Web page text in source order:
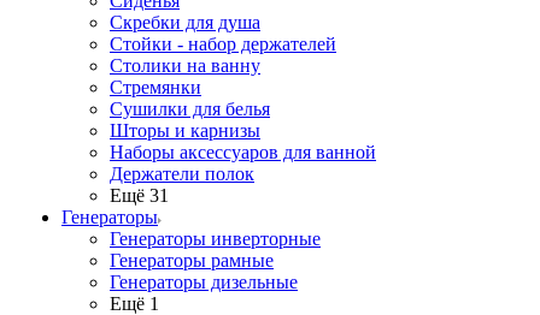
Скребки для душа
Стойки - набор держателей
Столики на ванну
Стремянки
Сушилки для белья
Шторы и карнизы
Наборы аксессуаров для ванной
Держатели полок
Ещё 31
Генераторы
Генераторы инверторные
Генераторы рамные
Генераторы дизельные
Ещё 1